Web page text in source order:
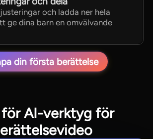
och ladda ner hela
ge dina barn en omvälvande
din första berättelse
för AI-verktyg för